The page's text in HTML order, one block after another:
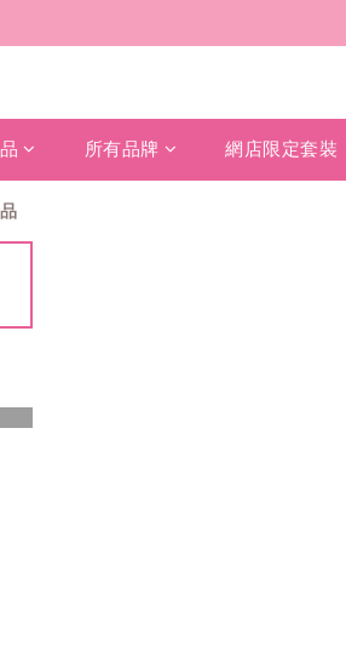
所有品牌 網店限定套裝